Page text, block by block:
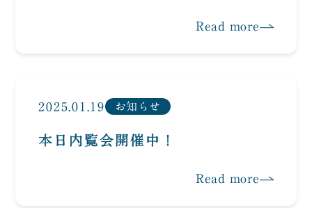
Read more
2025.01.19 お知らせ
本日内覧会開催中！
Read more